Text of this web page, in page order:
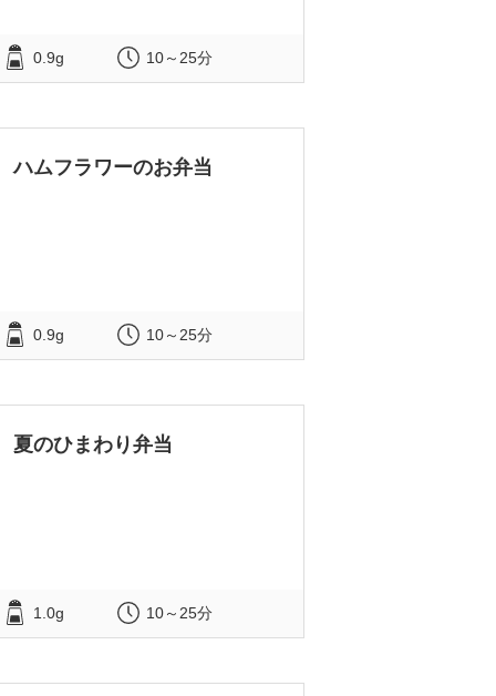
0.9g 10～25分
ハムフラワーのお弁当
0.9g 10～25分
夏のひまわり弁当
1.0g 10～25分